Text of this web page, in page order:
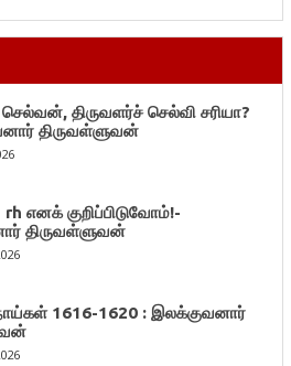
செல்வன், திருவளர்ச் செல்வி சரியா?
திருவள்ளுவன்
எனக் குறிப்பிடுவோம்!-
திருவள்ளுவன்
1616-1620 : இலக்குவனார்